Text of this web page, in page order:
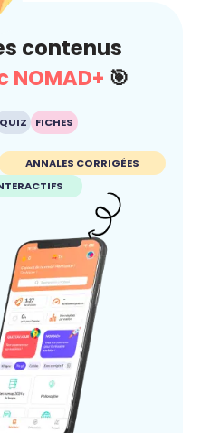
contenus
NOMAD+ 🎯
QUIZ FICHES
ANNALES CORRIGÉES